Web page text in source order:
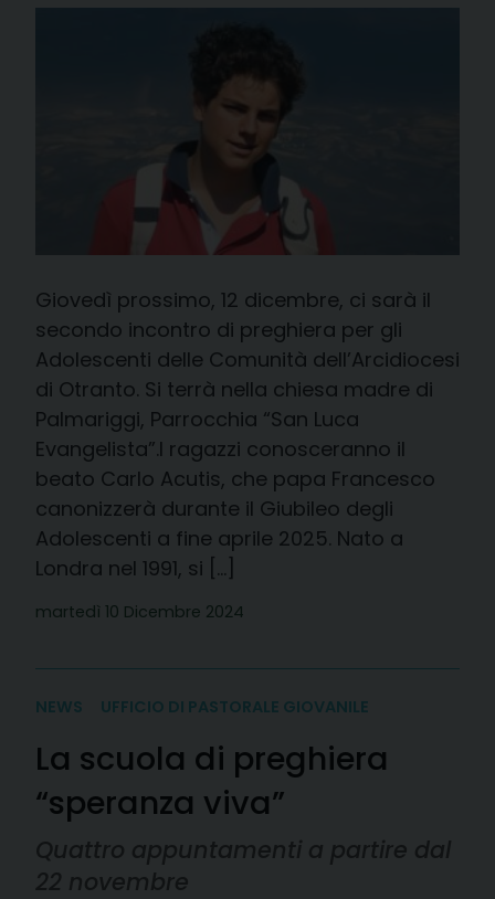
Giovedì prossimo, 12 dicembre, ci sarà il
secondo incontro di preghiera per gli
Adolescenti delle Comunità dell’Arcidiocesi
di Otranto. Si terrà nella chiesa madre di
Palmariggi, Parrocchia “San Luca
Evangelista”.I ragazzi conosceranno il
beato Carlo Acutis, che papa Francesco
canonizzerà durante il Giubileo degli
Adolescenti a fine aprile 2025. Nato a
Londra nel 1991, si […]
martedì 10 Dicembre 2024
NEWS UFFICIO DI PASTORALE GIOVANILE
La scuola di preghiera
“speranza viva”
Quattro appuntamenti a partire dal
22 novembre